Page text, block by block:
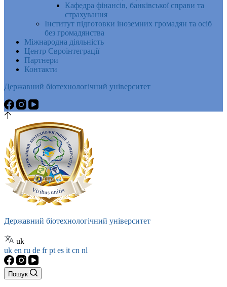
Кафедра фінансів, банківської справи та
страхування
Інститут підготовки іноземних громадян та осіб
без громадянства
Міжнародна діяльність
Центр Євроінтеграції
Партнери
Контакти
Державний біотехнологічний університет
Державний біотехнологічний університет
uk
uk en ru de frpt es it cn nl
Пошук